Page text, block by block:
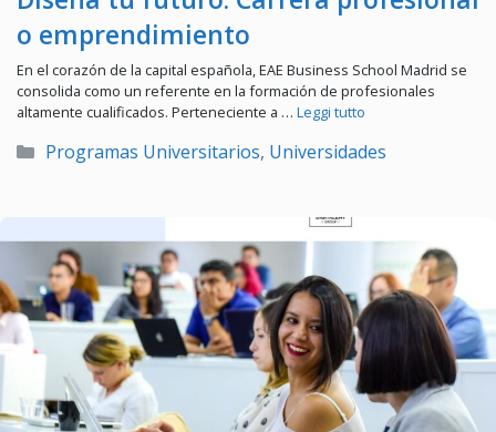
o emprendimiento
En el corazón de la capital española, EAE Business School Madrid se
consolida como un referente en la formación de profesionales
altamente cualificados. Perteneciente a … Leggi tutto
Categorías
Programas Universitarios, Universidades